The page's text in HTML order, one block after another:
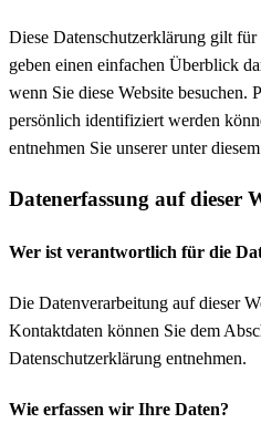
Diese Datenschutzerklärung gilt
geben einen einfachen Überblick
wenn Sie diese Website besuchen.
persönlich identifiziert werden
entnehmen Sie unserer unter
Datenerfassung auf dieser
Wer ist verantwortlich für die
Die Datenverarbeitung auf dieser
Kontaktdaten können Sie dem
Datenschutzerklärung entnehmen.
Wie erfassen wir Ihre Daten?